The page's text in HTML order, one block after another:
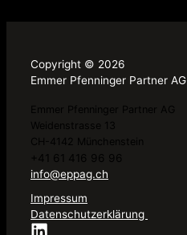
Copyright © 2026
Emmer Pfenninger Partner AG
Emmer Pfenninger Partner AG
Weidenstrasse 13
CH-4142 Münchenstein
+41 61 416 96 96
info@eppag.ch
Impressum
Datenschutzerklärung